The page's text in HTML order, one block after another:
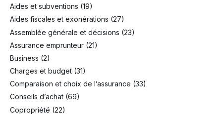
Aides et subventions (19)
Aides fiscales et exonérations (27)
Assemblée générale et décisions (23)
Assurance emprunteur (21)
Business (2)
Charges et budget (31)
Comparaison et choix de l’assurance (33)
Conseils d’achat (69)
Copropriété (22)